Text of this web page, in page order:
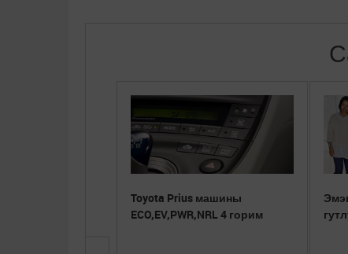
Toyota Prius машины
ECO,EV,PWR,NRL 4 горим